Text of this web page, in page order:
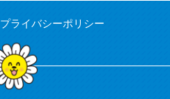
プライバシーポリシー